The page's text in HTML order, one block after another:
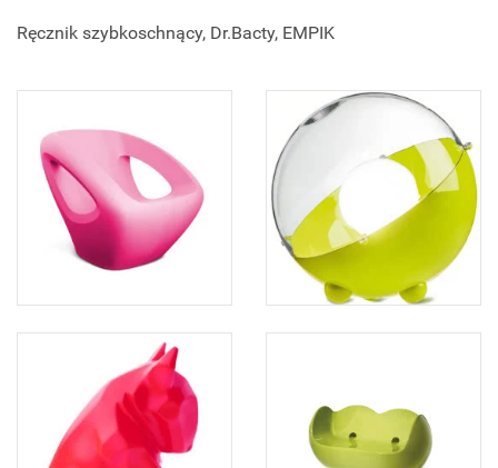
Ręcznik szybkoschnący, Dr.Bacty, EMPIK